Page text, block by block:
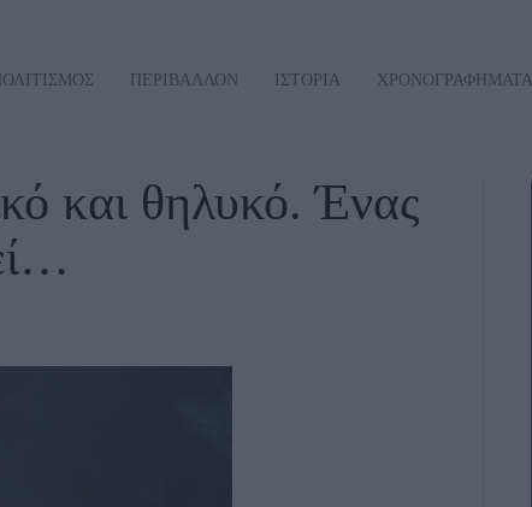
ΠΕΡΙΒΑΛΛΟΝ ΙΣΤΟΡΙΑ ΧΡΟΝΟΓΡΑΦΗΜΑΤΑ
και θηλυκό. Ένας